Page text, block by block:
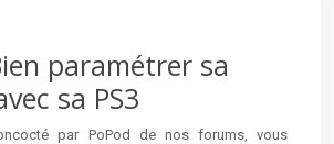
paramétrer sa
sa PS3
par PoPod de nos forums, vous